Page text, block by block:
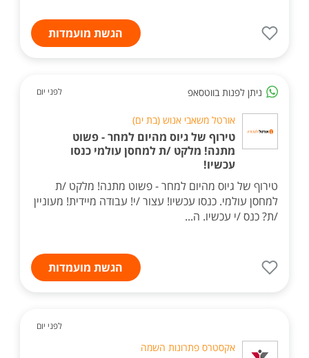
הגשת מועמדות
ניתן לפנות בווטסאפ לפני יום
אורטל משאבי אנוש (בת ים)
טירוף של גיוס מהיום למחר - פשוט
מתנה! מלקט /ת למחסן עולמי כנסו
עכשיו!
טירוף של גיוס מהיום למחר - פשוט מתנה! מלקט /ת
למחסן עולמי. כנסו עכשיו! עצור /י! עבודה מיידית! מעוניין
/ת? כנס /י עכשיו. ה...
הגשת מועמדות
לפני יום
אקסטרס פתרונות השמה